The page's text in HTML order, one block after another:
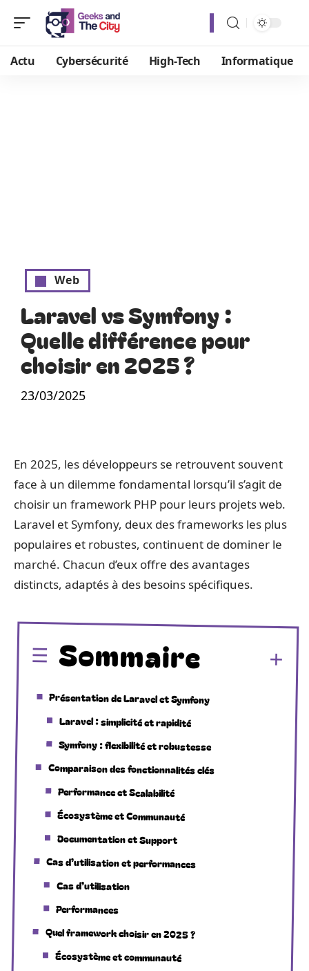
Actu Cybersécurité High-Tech Informatique
Web
Laravel vs Symfony :
Quelle différence pour
choisir en 2025 ?
23/03/2025
En 2025, les développeurs se retrouvent souvent
face à un dilemme fondamental lorsqu’il s’agit de
choisir un framework PHP pour leurs projets web.
Laravel et Symfony, deux des frameworks les plus
populaires et robustes, continuent de dominer le
marché. Chacun d’eux offre des avantages
distincts, adaptés à des besoins spécifiques.
Sommaire
Présentation de Laravel et Symfony
Laravel : simplicité et rapidité
Symfony : flexibilité et robustesse
Comparaison des fonctionnalités clés
Performance et Scalabilité
Écosystème et Communauté
Documentation et Support
Cas d’utilisation et performances
Cas d’utilisation
Performances
Quel framework choisir en 2025 ?
Écosystème et communauté